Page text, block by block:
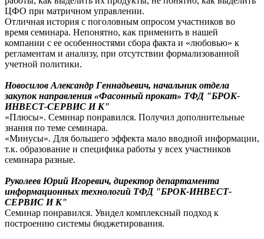
ЦФО при матричном управлении.
Отличная история с поголовным опросом участников во
время семинара. Непонятно, как применить в нашей
компании с ее особенностями сбора факта и «любовью» к
регламентам и анализу, при отсутствии формализованной
учетной политики.
Новосилов Александр Геннадьевич, начальник отдела
закупок направления «Фасонный прокат» ТФД "БРОК-
ИНВЕСТ-СЕРВИС И К"
«Плюсы». Семинар понравился. Получил дополнительные
знания по теме семинара.
«Минусы». Для большего эффекта мало вводной информации,
т.к. образование и специфика работы у всех участников
семинара разные.
Руколеев Юрий Игоревич, директор департамента
информационных технологий ТФД "БРОК-ИНВЕСТ-
СЕРВИС И К"
Семинар понравился. Увидел комплексный подход к
построению системы бюджетирования.